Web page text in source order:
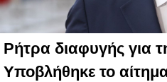
Ρήτρα διαφυγής για
Υποβλήθηκε το